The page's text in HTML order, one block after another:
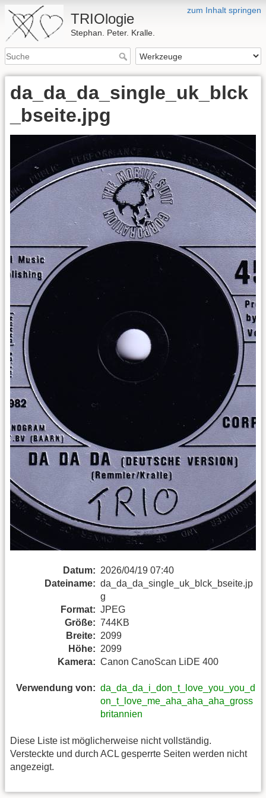
zum Inhalt springen
TRIOlogie
Stephan. Peter. Kralle.
da_da_da_single_uk_blck
_bseite.jpg
Datum: 2026/04/19 07:40
Dateiname: da_da_da_single_uk_blck_bseite.jp
g
Format: JPEG
Größe: 744KB
Breite: 2099
Höhe: 2099
Kamera: Canon CanoScan LiDE 400
Verwendung von: da_da_da_i_don_t_love_you_you_d
on_t_love_me_aha_aha_aha_gross
britannien
Diese Liste ist möglicherweise nicht vollständig.
Versteckte und durch ACL gesperrte Seiten werden nicht
angezeigt.